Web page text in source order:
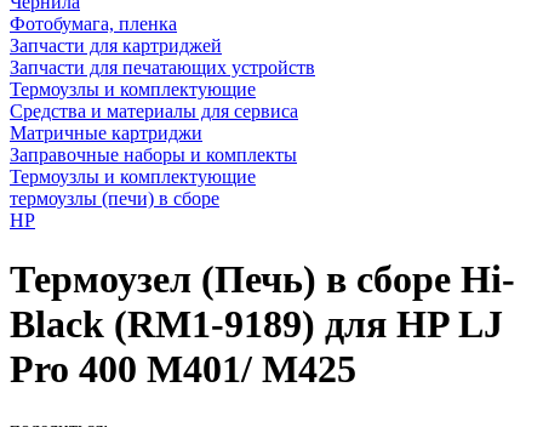
Фотобумага, пленка
Запчасти для картриджей
Запчасти для печатающих устройств
Термоузлы и комплектующие
Средства и материалы для сервиса
Матричные картриджи
Заправочные наборы и комплекты
Термоузлы и комплектующие
термоузлы (печи) в сборе
HP
Термоузел (Печь) в сборе Hi-
Black (RM1-9189) для HP LJ
Pro 400 M401/ M425